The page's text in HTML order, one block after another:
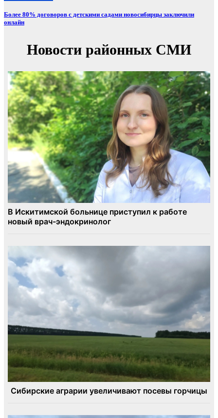
Более 80% договоров с детскими садами новосибирцы заключили
онлайн